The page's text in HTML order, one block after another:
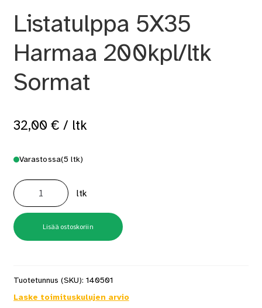
Listatulppa 5X35
Harmaa 200kpl/ltk
Sormat
32,00 € / ltk
Varastossa(5 ltk)
Listatulppa
5X35
Harmaa
200kpl/ltk
Sormat
määrä
ltk
Lisää ostoskoriin
Tuotetunnus (SKU): 140501
Laske toimituskulujen arvio